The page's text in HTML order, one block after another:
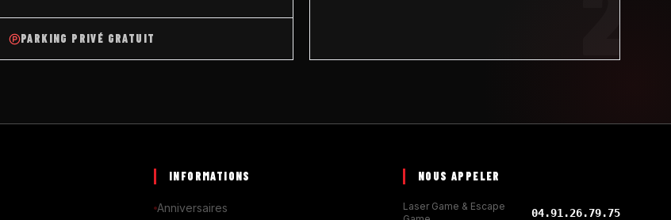
PARKING PRIVÉ GRATUIT
INFORMATIONS
Anniversaires
NOUS APPELER
Laser Game & Escape
04.91.26.79.75